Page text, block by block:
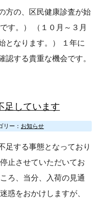
方の、区民健康診査が始
す。） （１０月～３月
となります。） １年に
認する貴重な機会です。
足しています
リー： お知らせ
足する事態となっており
止させていただいてお
ろ、当分、入荷の見通
惑をおかけしますが、